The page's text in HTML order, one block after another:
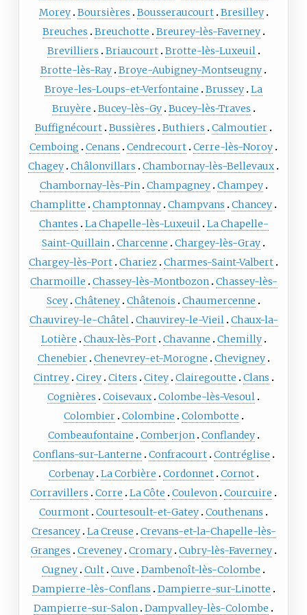
Morey Boursières Bousseraucourt Bresilley
Breuches
Breuchotte
Breurey-lès-Faverney
Brevilliers
Briaucourt Brotte-lès-Luxeuil
Brotte-lès-Ray Broye-Aubigney-Montseugny
Broye-les-Loups-et-Verfontaine
Brussey La
Bruyère
Bucey-lès-Gy Bucey-lès-Traves
Buffignécourt Bussières Buthiers
Calmoutier
Cemboing
Cenans Cendrecourt Cerre-lès-Noroy
Chagey Châlonvillars
Chambornay-lès-Bellevaux
Chambornay-lès-Pin Champagney Champey
Champlitte
Champtonnay Champvans
Chancey
Chantes
La Chapelle-lès-Luxeuil La Chapelle-
Saint-Quillain Charcenne
Chargey-lès-Gray
Chargey-lès-Port Chariez Charmes-Saint-Valbert
Charmoille
Chassey-lès-Montbozon Chassey-lès-
Scey Châteney Châtenois
Chaumercenne
Chauvirey-le-Châtel Chauvirey-le-Vieil Chaux-la-
Lotière
Chaux-lès-Port Chavanne
Chemilly
Chenebier Chenevrey-et-Morogne
Chevigney
Cintrey Cirey Citers Citey Clairegoutte
Clans
Cognières
Coisevaux Colombe-lès-Vesoul
Colombier Colombine
Colombotte
Combeaufontaine
Comberjon Conflandey
Conflans-sur-Lanterne
Confracourt Contréglise
Corbenay La Corbière Cordonnet Cornot
Corravillers
Corre La Côte Coulevon Courcuire
Courmont Courtesoult-et-Gatey Couthenans
Cresancey La Creuse
Crevans-et-la-Chapelle-lès-
Granges
Creveney Cromary Cubry-lès-Faverney
Cugney Cult Cuve
Dambenoît-lès-Colombe
Dampierre-lès-Conflans
Dampierre-sur-Linotte
Dampierre-sur-Salon Dampvalley-lès-Colombe